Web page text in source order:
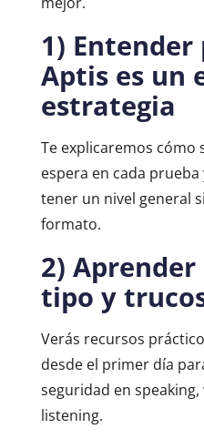
1) Entender
Aptis es un
estrategia
Te explicaremos cómo
espera en cada
tener un nivel general
formato.
2)
tipo y
Verás recursos
desde el primer día
seguridad en
listening.